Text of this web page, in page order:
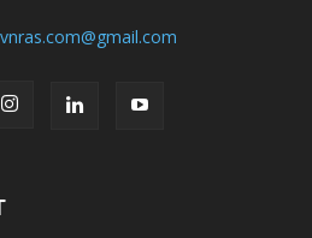
vnras.com@gmail.com